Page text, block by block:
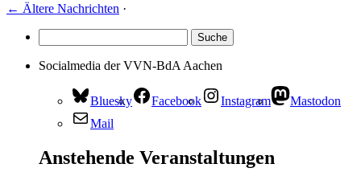
← Ältere Nachrichten ·
Socialmedia der VVN-BdA Aachen
Bluesky Facebook Instagram
Mastodon
Mail
Anstehende Veranstaltungen